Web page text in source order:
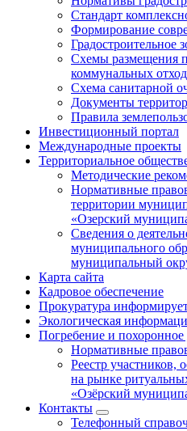
Стандарт
Формирование
Градостроительное
Схемы размещения
коммунальных
Схема санитарной
Документы
Правила
Инвестиционный портал
Международные проекты
Территориальное
Методические
Нормативные
территории
«Озерский
Сведения о
муниципального
муниципальный
Карта сайта
Кадровое обеспечение
Прокуратура
Экологическая
Погребение и похоронное
Нормативные
Реестр участников,
на рынке
«Озёрский
Контакты
Телефонный